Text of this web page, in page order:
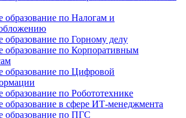
образование по Налогам и
по Горному делу
образование по Корпоративным
образование по Цифровой
по Робототехнике
образование в сфере ИТ-менеджмента
образование по ПГС